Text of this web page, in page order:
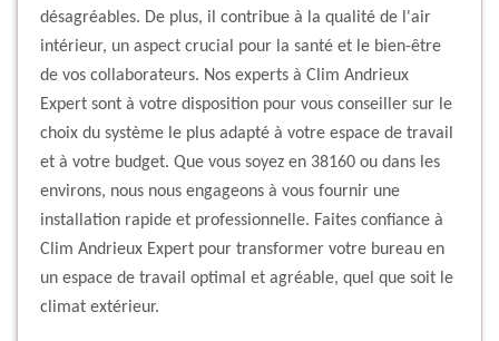
désagréables. De plus, il contribue à la qualité de l'air
intérieur, un aspect crucial pour la santé et le bien-être
de vos collaborateurs. Nos experts à Clim Andrieux
Expert sont à votre disposition pour vous conseiller sur le
choix du système le plus adapté à votre espace de travail
et à votre budget. Que vous soyez en 38160 ou dans les
environs, nous nous engageons à vous fournir une
installation rapide et professionnelle. Faites confiance à
Clim Andrieux Expert pour transformer votre bureau en
un espace de travail optimal et agréable, quel que soit le
climat extérieur.